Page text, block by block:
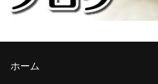
ホーム